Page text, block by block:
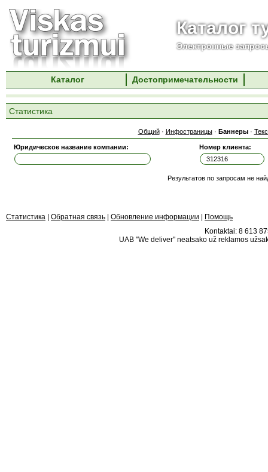
Каталог
Электронные
Каталог Достопримечательности
Статистика
Общий· Инфостраницы· Баннеры·
Юридическое название компании: Номер клиента:
Результатов по запросам не
Статистика Обратная связь Обновление информации
Помощь
Kontaktai: 8 613
UAB "We deliver" neatsako už reklamos